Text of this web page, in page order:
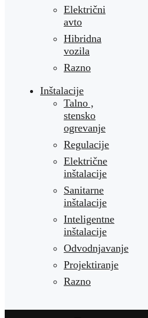
Električni
avto
Hibridna
vozila
Razno
Inštalacije
Talno ,
stensko
ogrevanje
Regulacije
Električne
inštalacije
Sanitarne
inštalacije
Inteligentne
inštalacije
Odvodnjavanje
Projektiranje
Razno